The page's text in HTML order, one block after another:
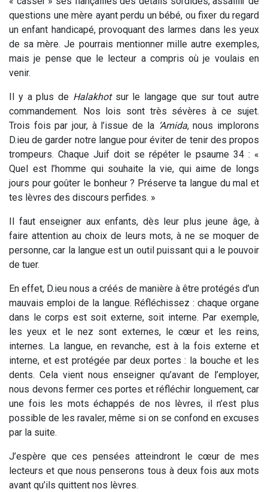
questions une mère ayant perdu un bébé, ou fixer du regard
un enfant handicapé, provoquant des larmes dans les yeux
de sa mère. Je pourrais mentionner mille autre exemples,
mais je pense que le lecteur a compris où je voulais en
venir.
Il y a plus de Halakhotsur le langage que sur tout autre
commandement. Nos lois sont très sévères à ce sujet.
Trois fois par jour, à l’issue de la‘Amida, nous implorons
D.ieu de garder notre langue pour éviter de tenir des propos
trompeurs. Chaque Juif doit se répéter le psaume 34 : «
Quel est l’homme qui souhaite la vie, qui aime de longs
jours pour goûter le bonheur ? Préserve ta langue du mal et
tes lèvres des discours perfides. »
Il faut enseigner aux enfants, dès leur plus jeune âge, à
faire attention au choix de leurs mots, à ne se moquer de
personne, car la langue est un outil puissant qui a le pouvoir
de tuer.
En effet, D.ieu nous a créés de manière à être protégés d’un
mauvais emploi de la langue. Réfléchissez : chaque organe
dans le corps est soit externe, soit interne. Par exemple,
les yeux et le nez sont externes, le cœur et les reins,
internes. La langue, en revanche, est à la fois externe et
interne, et est protégée par deux portes : la bouche et les
dents. Cela vient nous enseigner qu’avant de l’employer,
nous devons fermer ces portes et réfléchir longuement, car
une fois les mots échappés de nos lèvres, il n’est plus
possible de les ravaler, même si on se confond en excuses
par la suite.
J’espère que ces pensées atteindront le cœur de mes
lecteurs et que nous penserons tous à deux fois aux mots
avant qu’ils quittent nos lèvres.